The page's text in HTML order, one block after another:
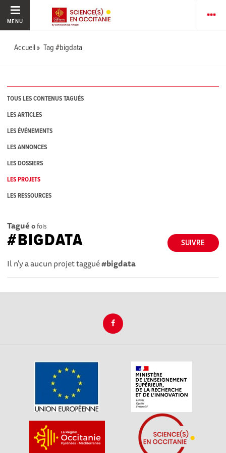
MENU
Accueil Tag #bigdata
TOUS LES CONTENUS TAGUÉS
LES ARTICLES
LES ÉVÉNEMENTS
LES ANNONCES
LES DOSSIERS
LES PROJETS
LES RESSOURCES
Tagué 0fois
SUIVRE
#BIGDATA
Il n'y a aucun projet taggué#bigdata